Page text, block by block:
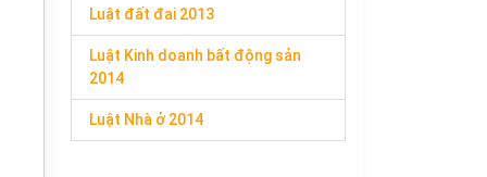
Luật đất đai 2013
Luật Kinh doanh bất động sản
2014
Luật Nhà ở 2014